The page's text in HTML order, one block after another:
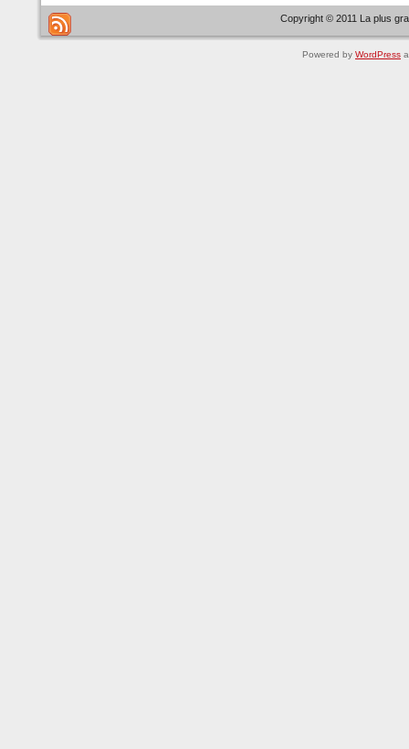
Copyright © 2011 La plus
Powered by WordPress